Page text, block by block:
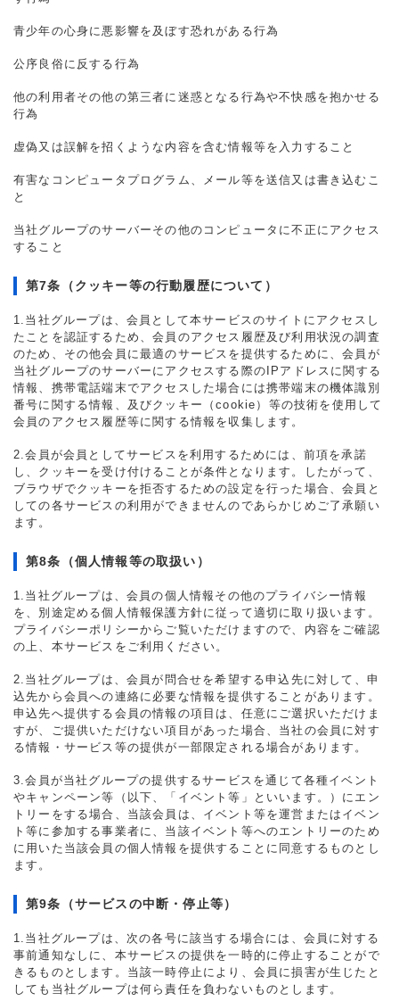
青少年の心身に悪影響を及ぼす恐れがある行為
公序良俗に反する行為
他の利用者その他の第三者に迷惑となる行為や不快感を抱かせる
行為
虚偽又は誤解を招くような内容を含む情報等を入力すること
有害なコンピュータプログラム、メール等を送信又は書き込むこ
と
当社グループのサーバーその他のコンピュータに不正にアクセス
すること
第7条（クッキー等の行動履歴について）
1.当社グループは、会員として本サービスのサイトにアクセスし
たことを認証するため、会員のアクセス履歴及び利用状況の調査
のため、その他会員に最適のサービスを提供するために、会員が
当社グループのサーバーにアクセスする際のIPアドレスに関する
情報、携帯電話端末でアクセスした場合には携帯端末の機体識別
番号に関する情報、及びクッキー（cookie）等の技術を使用して
会員のアクセス履歴等に関する情報を収集します。
2.会員が会員としてサービスを利用するためには、前項を承諾
し、クッキーを受け付けることが条件となります。したがって、
ブラウザでクッキーを拒否するための設定を行った場合、会員と
しての各サービスの利用ができませんのであらかじめご了承願い
ます。
第8条（個人情報等の取扱い）
1.当社グループは、会員の個人情報その他のプライバシー情報
を、別途定める個人情報保護方針に従って適切に取り扱います。
プライバシーポリシーからご覧いただけますので、内容をご確認
の上、本サービスをご利用ください。
2.当社グループは、会員が問合せを希望する申込先に対して、申
込先から会員への連絡に必要な情報を提供することがあります。
申込先へ提供する会員の情報の項目は、任意にご選択いただけま
すが、ご提供いただけない項目があった場合、当社の会員に対す
る情報・サービス等の提供が一部限定される場合があります。
3.会員が当社グループの提供するサービスを通じて各種イベント
やキャンペーン等（以下、「イベント等」といいます。）にエン
トリーをする場合、当該会員は、イベント等を運営またはイベン
ト等に参加する事業者に、当該イベント等へのエントリーのため
に用いた当該会員の個人情報を提供することに同意するものとし
ます。
第9条（サービスの中断・停止等）
1.当社グループは、次の各号に該当する場合には、会員に対する
事前通知なしに、本サービスの提供を一時的に停止することがで
きるものとします。当該一時停止により、会員に損害が生じたと
しても当社グループは何ら責任を負わないものとします。